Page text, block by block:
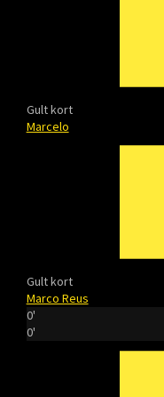
Gult kort
Marcelo
Gult kort
Marco Reus
0'
0'